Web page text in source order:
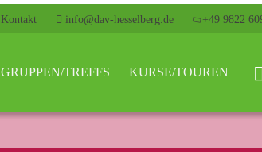
Kontakt info@dav-hesselberg.de +49 9822
GRUPPEN/TREFFS KURSE/TOUREN